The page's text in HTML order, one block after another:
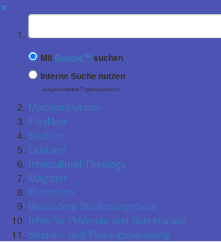
✖
Suchbegriff
Mit Google™ suchen
Interne Suche nutzen
(eingeschränkte Ergebnisqualität)
Modulprüfungen
FlexNow
Studium
Lehramt
Intercultural Theology
Magister
Promotion
Besondere Studienangebote
Infos für Prüfende und Sekretariate
Studien- und Prüfungsberatung